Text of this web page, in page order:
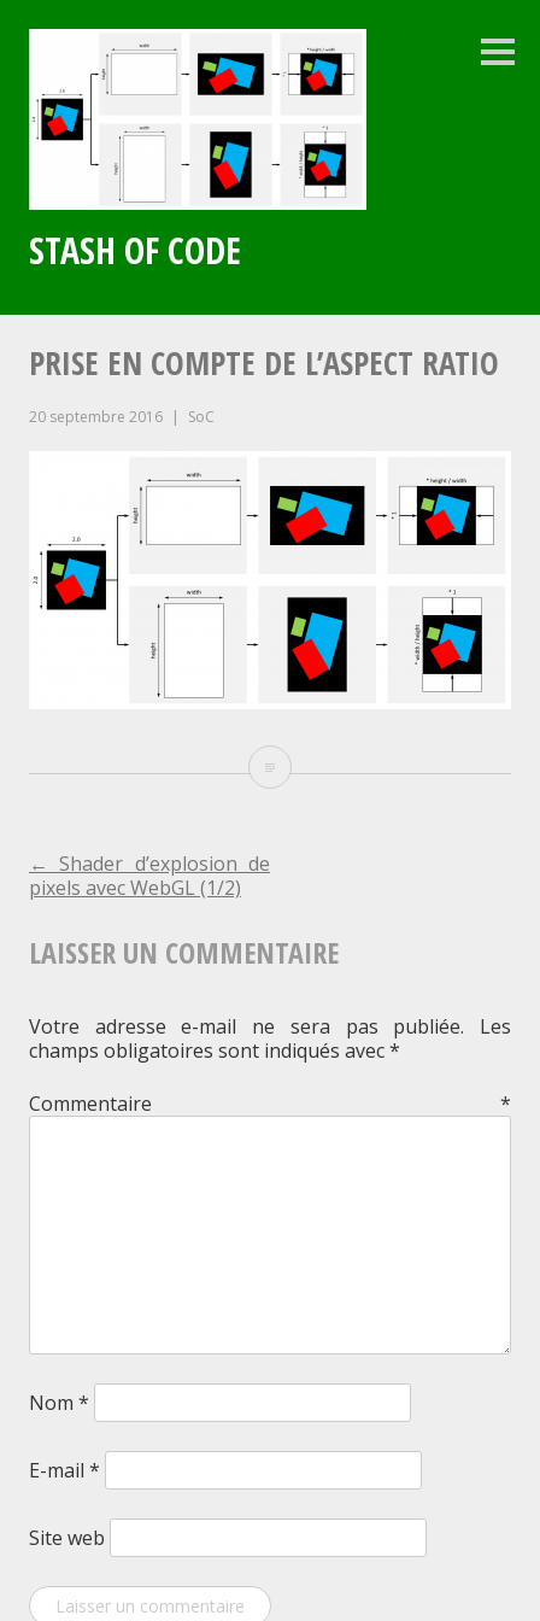
principal
STASH OF CODE
PRISE EN COMPTE DE L’ASPECT RATIO
20 septembre 2016 SoC
Prise
NAVIGATION
DE
← Shader d’explosion de
pixels avec WebGL (1/2)
LAISSER UN COMMENTAIRE
Votre adresse e-mail ne sera pas publiée.
Les
champs obligatoires sont indiqués avec*
Commentaire *
Nom *
E-mail *
Site web